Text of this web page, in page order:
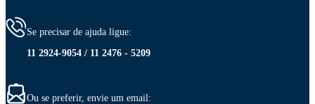
Se precisar de ajuda ligue:
11 2924-9054 / 11 2476 - 5209
Ou se preferir, envie um email: